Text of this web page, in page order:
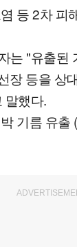
등 2차 피
는 "유출된
장 등을 상
말했다.
기름 유출